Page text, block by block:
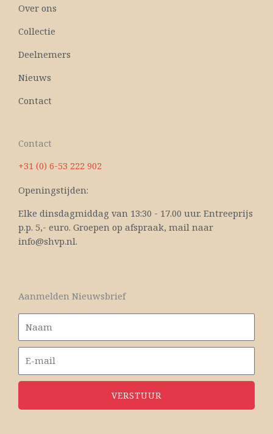
Over ons
Collectie
Deelnemers
Nieuws
Contact
Contact
+31 (0) 6-53 222 902
Openingstijden:
Elke dinsdagmiddag van 13:30 - 17.00 uur. Entreeprijs
p.p. 5,- euro. Groepen op afspraak, mail naar
info@shvp.nl.
Aanmelden Nieuwsbrief
VERSTUUR